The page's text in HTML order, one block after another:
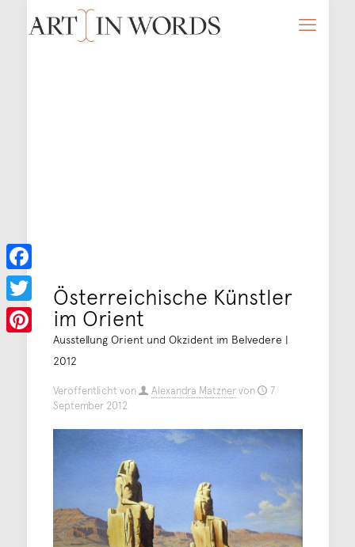
Österreichische Künstler
im Orient
Ausstellung Orient und Okzident im Belvedere |
2012
Veröffentlicht von Alexandra Matznervon
7.
September 2012
Facebook
Twitter